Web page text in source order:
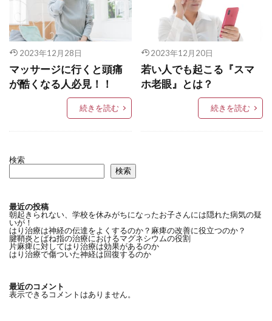
2023年12月28日
マッサージに行くと頭痛
が酷くなる人必見！！
続きを読む
2023年12月20日
若い人でも起こる『スマ
ホ老眼』とは？
続きを読む
検索
検索
最近の投稿
朝起きられない、学校を休みがちになったお子さんには隠れた病気の疑
いが！
はり治療は神経の伝達をよくするのか？麻痺の改善に役立つのか？
腱鞘炎とばね指の治療におけるマグネシウムの役割
片麻痺に対してはり治療は効果があるのか
はり治療で傷ついた神経は回復するのか
最近のコメント
表示できるコメントはありません。